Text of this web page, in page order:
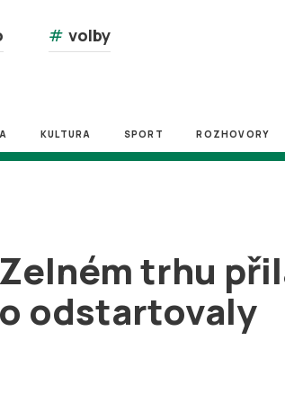
# volby
KULTURA SPORT ROZHOVORY
trhu
odstartovaly